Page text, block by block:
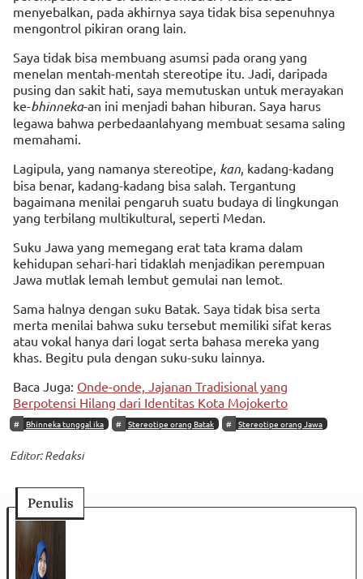
menyebalkan, pada akhirnya saya tidak bisa sepenuhnya
mengontrol pikiran orang lain.
Saya tidak bisa membuang asumsi pada orang yang
menelan mentah-mentah stereotipe itu. Jadi, daripada
pusing dan sakit hati, saya memutuskan untuk merayakan
ke-bhinneka-an ini menjadi bahan hiburan. Saya harus
legawa bahwa perbedaanlahyang membuat sesama saling
memahami.
Lagipula, yang namanya stereotipe, kan, kadang-kadang
bisa benar, kadang-kadang bisa salah. Tergantung
bagaimana menilai pengaruh suatu budaya di lingkungan
yang terbilang multikultural, seperti Medan.
Suku Jawa yang memegang erat tata krama dalam
kehidupan sehari-hari tidaklah menjadikan perempuan
Jawa mutlak lemah lembut gemulai nan lemot.
Sama halnya dengan suku Batak. Saya tidak bisa serta
merta menilai bahwa suku tersebut memiliki sifat keras
atau vokal hanya dari logat serta bahasa mereka yang
khas. Begitu pula dengan suku-suku lainnya.
Baca Juga: Onde-onde, Jajanan Tradisional yang
Berpotensi Hilang dari Identitas Kota Mojokerto
Bhinneka tunggal ika Stereotipe orang Batak Stereotipe orang Jawa
Editor: Redaksi
Penulis